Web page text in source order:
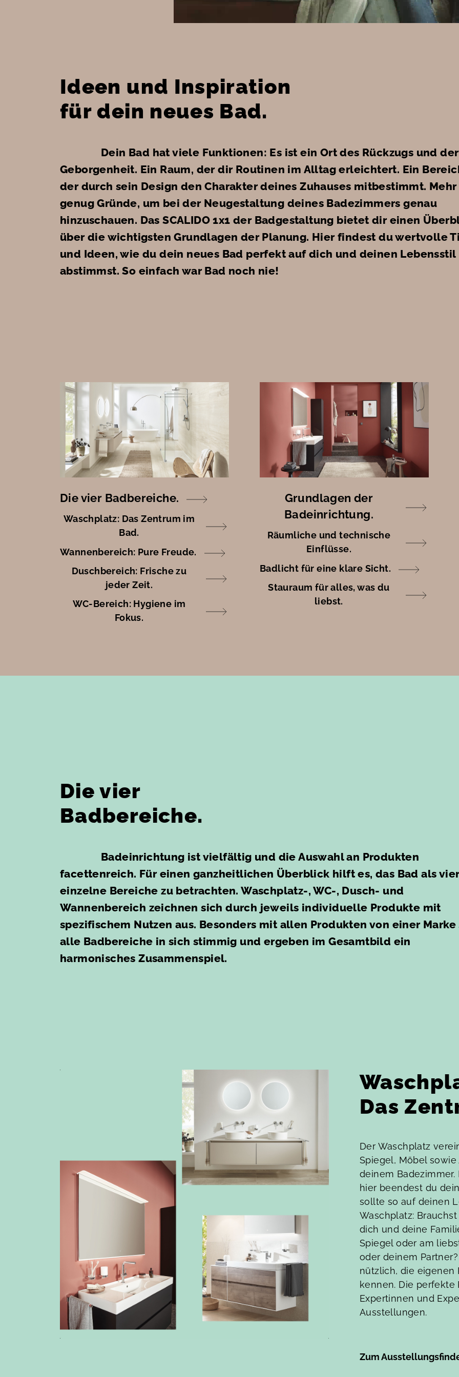
Ideen und Inspiration
für dein neues Bad.
Dein Bad hat viele Funktionen: Es ist ein Ort des Rückzugs und der
Geborgenheit. Ein Raum, der dir Routinen im Alltag erleichtert. Ein
der durch sein Design den Charakter deines Zuhauses mitbestimmt. Mehr
genug Gründe, um bei der Neugestaltung deines Badezimmers genau
hinzuschauen. Das SCALIDO 1x1 der Badgestaltung bietet dir einen
über die wichtigsten Grundlagen der Planung. Hier findest du wertvolle
und Ideen, wie du dein neues Bad perfekt auf dich und deinen Lebensstil
abstimmst. So einfach war Bad noch nie!
Die vier Badbereiche.
Waschplatz: Das Zentrum im
Bad.
Wannenbereich: Pure Freude.
Duschbereich: Frische zu
jeder Zeit.
WC-Bereich: Hygiene im
Fokus.
Grundlagen der
Badeinrichtung.
Räumliche und technische
Einflüsse.
Badlicht für eine klare Sicht.
Stauraum für alles, was du
liebst.
Die vier
Badbereiche.
Badeinrichtung ist vielfältig und die Auswahl an Produkten
facettenreich. Für einen ganzheitlichen Überblick hilft es, das Bad als
einzelne Bereiche zu betrachten. Waschplatz-, WC-, Dusch- und
Wannenbereich zeichnen sich durch jeweils individuelle Produkte mit
spezifischem Nutzen aus. Besonders mit allen Produkten von einer Marke
alle Badbereiche in sich stimmig und ergeben im Gesamtbild ein
harmonisches Zusammenspiel.
Das
Der Waschplatz
Spiegel, Möbel
deinem
hier beendest du
sollte so auf deinen
Waschplatz:
dich und deine
Spiegel oder am
oder deinem
nützlich, die eigenen
kennen. Die
Expertinnen und
Ausstellungen.
Zum